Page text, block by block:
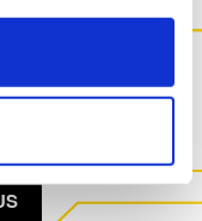
POUR
SUR